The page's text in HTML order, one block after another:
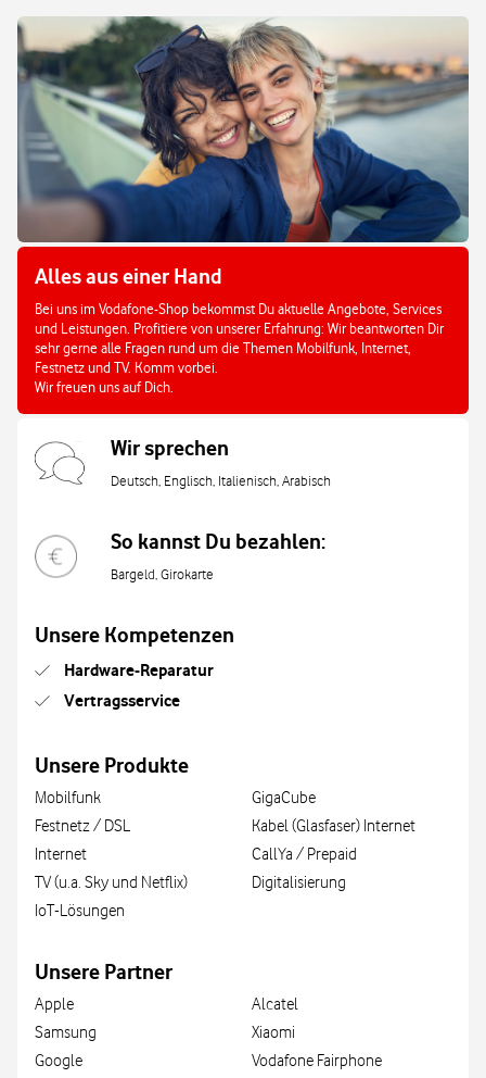
Alles aus einer Hand
Bei uns im Vodafone-Shop bekommst Du aktuelle Angebote, Services
und Leistungen. Profitiere von unserer Erfahrung: Wir beantworten Dir
sehr gerne alle Fragen rund um die Themen Mobilfunk, Internet,
Festnetz und TV. Komm vorbei.
Wir freuen uns auf Dich.
Wir sprechen
Deutsch, Englisch, Italienisch, Arabisch
So kannst Du bezahlen:
Bargeld, Girokarte
Unsere Kompetenzen
Hardware-Reparatur
Vertragsservice
Unsere Produkte
Mobilfunk
Festnetz / DSL
Internet
TV (u.a. Sky und Netflix)
IoT-Lösungen
GigaCube
Kabel (Glasfaser) Internet
CallYa / Prepaid
Digitalisierung
Unsere Partner
Apple
Samsung
Google
Alcatel
Xiaomi
Vodafone Fairphone